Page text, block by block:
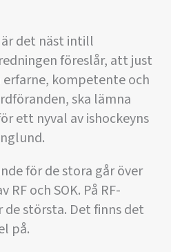
det näst intill
föreslår, att just
erfarne, kompetente och
ska lämna
ett nyval av ishockeyns
för de stora går över
och SOK. På RF-
största. Det finns det
på.